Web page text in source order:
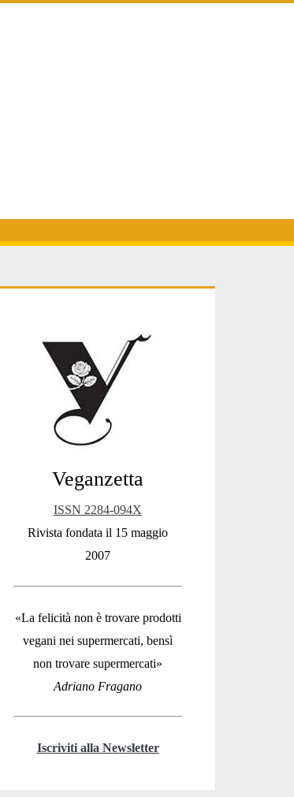
Sidebar
Veganzetta
ISSN 2284-094X
Rivista fondata il 15 maggio
2007
«La felicità non è trovare prodotti
vegani nei supermercati, bensì
non trovare supermercati»
Adriano Fragano
Iscriviti alla Newsletter